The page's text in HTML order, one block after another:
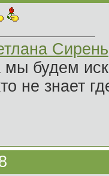
Сирень
мы будем
не знает